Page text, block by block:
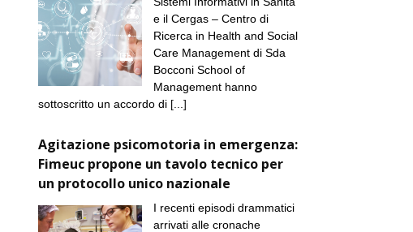
e il Cergas – Centro di
Ricerca in Health and Social
Care Management di Sda
Bocconi School of
Management hanno
sottoscritto un accordo di [...]
Agitazione psicomotoria in emergenza:
Fimeuc propone un tavolo tecnico per
un protocollo unico nazionale
I recenti episodi drammatici
arrivati alle cronache